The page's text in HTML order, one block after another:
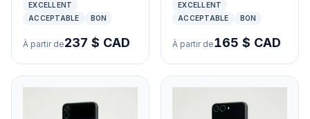
EXCELLENT
ACCEPTABLE
BON
À partir de237 $ CAD
EXCELLENT
ACCEPTABLE
BON
À partir de165 $ CAD